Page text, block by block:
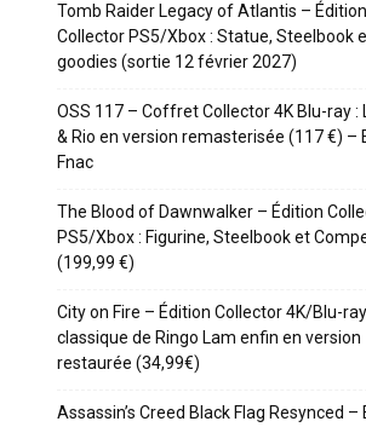
Tomb Raider Legacy of Atlantis – Édition
Collector PS5/Xbox : Statue, Steelbook
goodies (sortie 12 février 2027)
OSS 117 – Coffret Collector 4K Blu-ray :
& Rio en version remasterisée (117 €) –
Fnac
The Blood of Dawnwalker – Édition
PS5/Xbox : Figurine, Steelbook et
(199,99 €)
City on Fire – Édition Collector 4K/Blu-
classique de Ringo Lam enfin en version
restaurée (34,99€)
Assassin’s Creed Black Flag Resynced –